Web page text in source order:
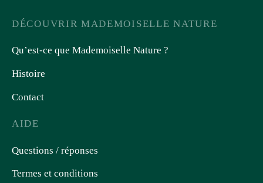
DÉCOUVRIR MADEMOISELLE NATURE
Qu’est-ce que Mademoiselle Nature ?
Histoire
Contact
AIDE
Questions / réponses
Termes et conditions